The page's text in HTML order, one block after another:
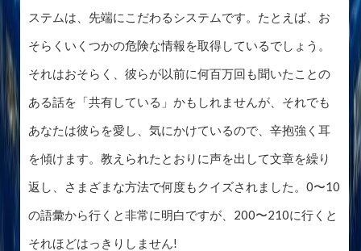
ステムは、先端にこだわるシステムです。たとえば、お
そらくいくつかの危険な情報を取得しているでしょう。
それはおそらく、彼らが以前に何百万回も聞いたことの
ある話を「共有している」かもしれませんが、それでも
あなたは彼らを愛し、気にかけているので、辛抱強く耳
を傾けます。教えられたとおりに声を出して文章を繰り
返し、さまざまな方法で何度もクイズされました。0〜10
の語彙から行くと非常に明白ですが、200〜210に行くと
それほどはっきりしません!